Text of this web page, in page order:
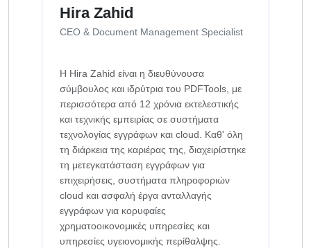
Hira Zahid
CEO & Document Management Specialist
Η Hira Zahid είναι η διευθύνουσα
σύμβουλος και ιδρύτρια του PDFTools, με
περισσότερα από 12 χρόνια εκτελεστικής
και τεχνικής εμπειρίας σε συστήματα
τεχνολογίας εγγράφων και cloud. Καθ' όλη
τη διάρκεια της καριέρας της, διαχειρίστηκε
τη μετεγκατάσταση εγγράφων για
επιχειρήσεις, συστήματα πληροφοριών
cloud και ασφαλή έργα ανταλλαγής
εγγράφων για κορυφαίες
χρηματοοικονομικές υπηρεσίες και
υπηρεσίες υγειονομικής περίθαλψης.